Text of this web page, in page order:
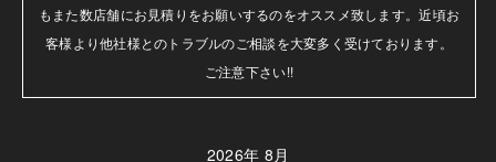
もまた数店舗にお見積りをお願いするのをオススメ致します。近頃お
客様より他社様とのトラブルのご相談を大変多く受けております。
ご注意下さい!!
2026年 8月